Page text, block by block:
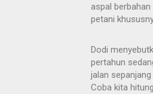
aspal
petani
Dodi
pertahun
jalan
Coba kita